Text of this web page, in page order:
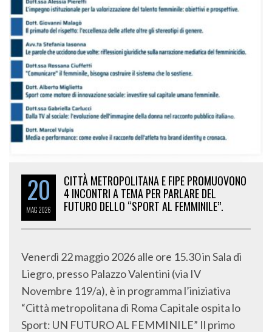
20
MAG2026
CITTÀ METROPOLITANA E FIPE PROMUOVONO
4 INCONTRI A TEMA PER PARLARE DEL
FUTURO DELLO “SPORT AL FEMMINILE”.
Venerdì 22 maggio 2026 alle ore 15.30 in Sala di
Liegro, presso Palazzo Valentini (via IV
Novembre 119/a), è in programma l’iniziativa
“Città metropolitana di Roma Capitale ospita lo
Sport: UN FUTURO AL FEMMINILE” Il primo